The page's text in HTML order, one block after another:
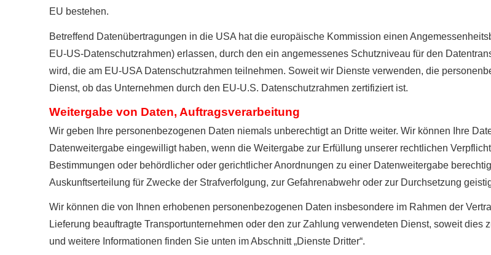
EU bestehen.
Betreffend Datenübertragungen in die USA hat die europäische Kommission einen
EU-US-Datenschutzrahmen) erlassen, durch den ein angemessenes Schutzniveau für den
wird, die am EU-USA Datenschutzrahmen teilnehmen. Soweit wir Dienste verwenden, die
Dienst, ob das Unternehmen durch den EU-U.S. Datenschutzrahmen zertifiziert ist.
Weitergabe von Daten, Auftragsverarbeitung
Wir geben Ihre personenbezogenen Daten niemals unberechtigt an Dritte weiter. Wir können Ihre
Datenweitergabe eingewilligt haben, wenn die Weitergabe zur Erfüllung unserer rechtlichen
Bestimmungen oder behördlicher oder gerichtlicher Anordnungen zu einer Datenweitergabe
Auskunftserteilung für Zwecke der Strafverfolgung, zur Gefahrenabwehr oder zur Durchsetzung
Wir können die von Ihnen erhobenen personenbezogenen Daten insbesondere im Rahmen der
Lieferung beauftragte Transportunternehmen oder den zur Zahlung verwendeten Dienst, soweit
und weitere Informationen finden Sie unten im Abschnitt „Dienste Dritter“.